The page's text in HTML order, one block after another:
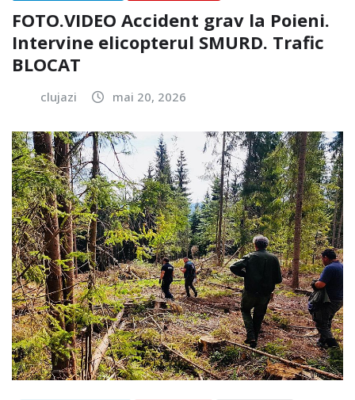
FOTO.VIDEO Accident grav la Poieni.
Intervine elicopterul SMURD. Trafic
BLOCAT
clujazi mai 20, 2026